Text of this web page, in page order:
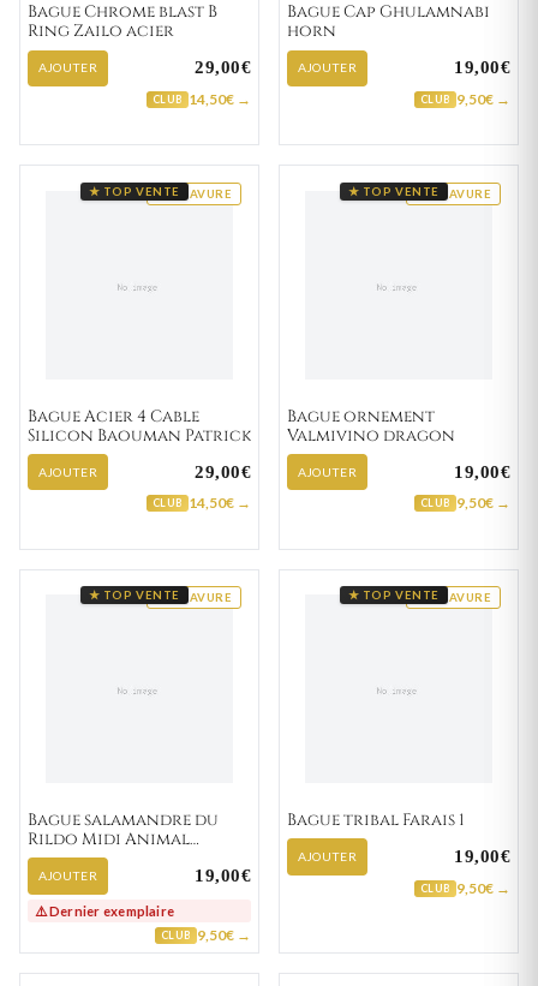
Bague Chrome blast B
Ring Zailo acier
AJOUTER 29,00€
CLUB 14,50€ →
Bague Cap Ghulamnabi
horn
AJOUTER 19,00€
CLUB 9,50€ →
GRAVURE
★ TOP VENTE
Bague Acier 4 Cable
Silicon Baouman Patrick
AJOUTER 29,00€
CLUB 14,50€ →
GRAVURE
★ TOP VENTE
Bague ornement
Valmivino dragon
AJOUTER 19,00€
CLUB 9,50€ →
GRAVURE
★ TOP VENTE
Bague salamandre du
Rildo Midi Animal
Lezard
AJOUTER 19,00€
⚠️ Dernier exemplaire
CLUB 9,50€ →
GRAVURE
★ TOP VENTE
Bague tribal Farais 1
AJOUTER 19,00€
CLUB 9,50€ →